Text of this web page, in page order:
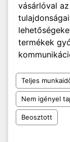
vásárlóval
termékek
Teljes
Nem igényel
Beosztott